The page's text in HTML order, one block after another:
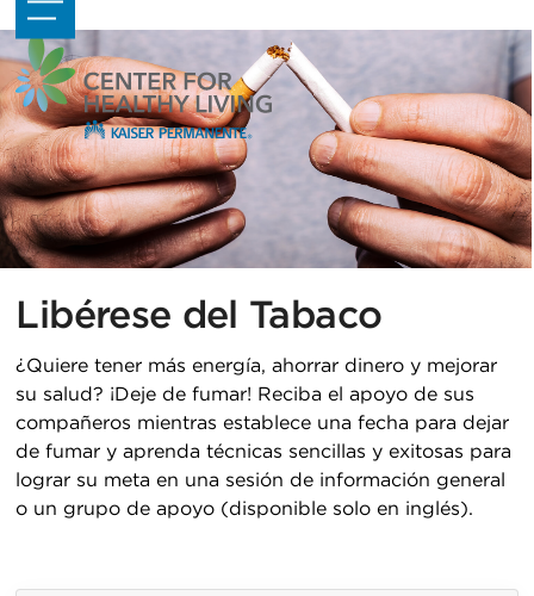
Skip
to
content
Open
mobile
menu
Close
mobile
menu
Libérese del Tabaco
¿Quiere tener más energía, ahorrar dinero y mejorar
su salud? ¡Deje de fumar! Reciba el apoyo de sus
compañeros mientras establece una fecha para dejar
de fumar y aprenda técnicas sencillas y exitosas para
lograr su meta en una sesión de información general
o un grupo de apoyo (disponible solo en inglés).